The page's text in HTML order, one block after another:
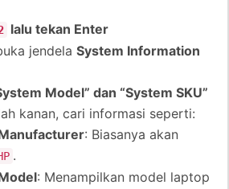
lalu tekan Enter
jendela System Information
Model” dan “System SKU”
kanan, cari informasi seperti:
: Biasanya akan
.
: Menampilkan model laptop